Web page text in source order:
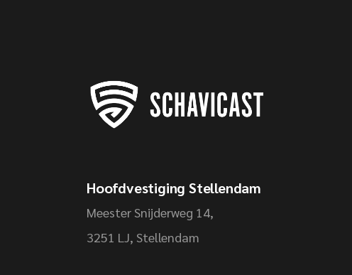
Hoofdvestiging Stellendam
Meester Snijderweg 14,
3251 LJ, Stellendam